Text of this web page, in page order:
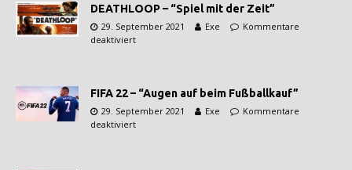
DEATHLOOP – “Spiel mit der Zeit”
29. September 2021 Exe
Kommentare
deaktiviert
FIFA 22 – “Augen auf beim Fußballkauf”
29. September 2021 Exe
Kommentare
deaktiviert